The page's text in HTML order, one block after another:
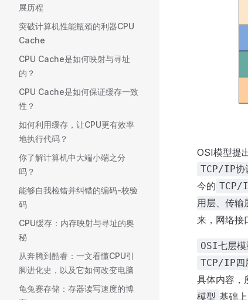
展历程
突破计算机性能瓶颈的利器CPU
Cache
CPU Cache是如何映射与寻址
的？
CPU Cache是如何保证缓存一致
性？
如何利用缓存，让CPU更有效率
地执行代码？
你了解计算机中大端小端之分
吗？
能够自我检错并纠错的编码-校验
码
CPU缓存：内存映射与寻址的奥
秘
从奔腾到酷睿：一文看懂CPU引
脚进化史，以及它如何改变电脑
龟兔赛存储：存器读写速度的博
OSI模型提
TCP/IP协
今的 TCP/
用层、传输
来，网络接
OSI七层模
TCP/IP四
具体内容，
模型 基础